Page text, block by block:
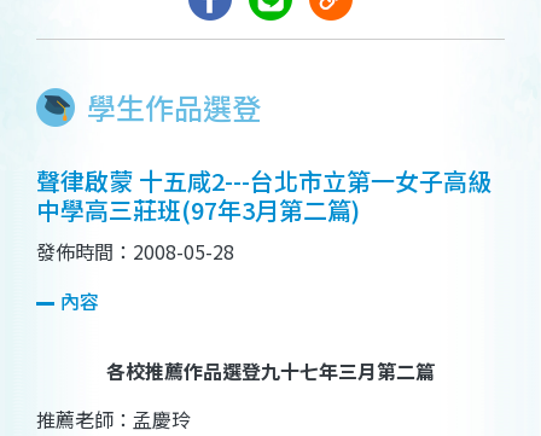
學生作品選登
聲律啟蒙 十五咸2---台北市立第一女子高級
中學高三莊班(97年3月第二篇)
發佈時間：2008-05-28
內容
各校推薦作品選登九十七年三月第二篇
推薦老師：孟慶玲